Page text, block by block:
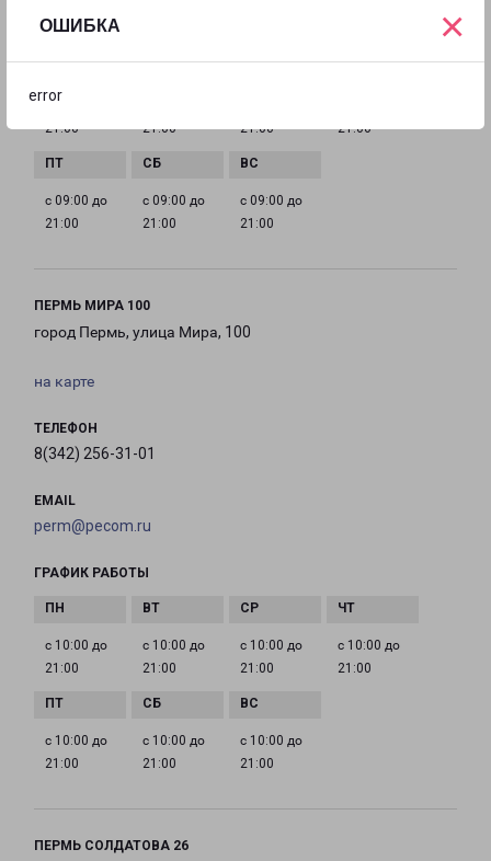
ОШИБКА
error
×
ГРАФИК РАБОТЫ
с 09:00 до
21:00
21:00
21:00
21:00
с 09:00 до
21:00
с 09:00 до
21:00
с 09:00 до
21:00
ПЕРМЬ МИРА 100
город Пермь, улица Мира, 100
на карте
ТЕЛЕФОН
8(342) 256-31-01
EMAIL
perm@pecom.ru
ГРАФИК РАБОТЫ
с 10:00 до
21:00
с 10:00 до
21:00
с 10:00 до
21:00
с 10:00 до
21:00
с 10:00 до
21:00
с 10:00 до
21:00
с 10:00 до
21:00
ПЕРМЬ СОЛДАТОВА 26